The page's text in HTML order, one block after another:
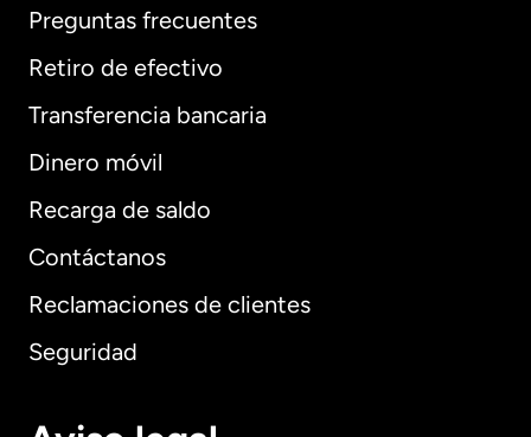
Preguntas frecuentes
Retiro de efectivo
Transferencia bancaria
Dinero móvil
Recarga de saldo
Contáctanos
Reclamaciones de clientes
Seguridad